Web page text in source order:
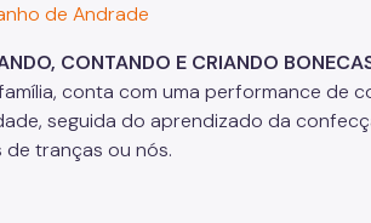
de Andrade
CONTANDO E CRIANDO
conta com uma performance de
seguida do aprendizado da
tranças ou nós.